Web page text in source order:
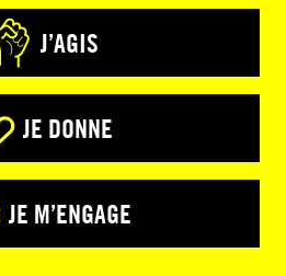
J’AGIS
JE DONNE
JE M’ENGAGE